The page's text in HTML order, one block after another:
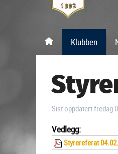
Klubben
Sist oppdatert fredag
Vedlegg:
Styrereferat